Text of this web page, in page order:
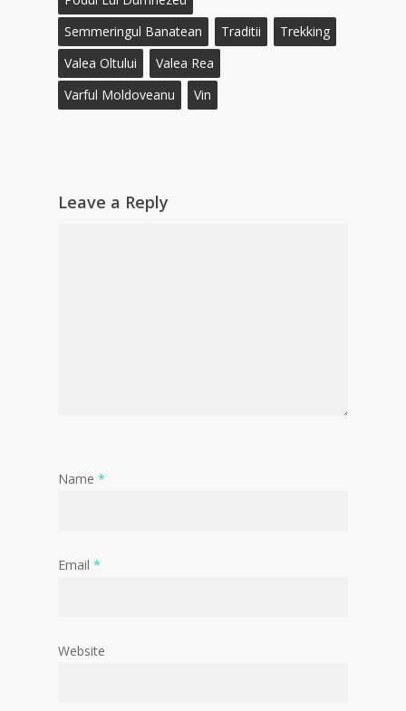
Semmeringul Banatean
Traditii
Trekking
Valea Oltului
Valea Rea
Varful Moldoveanu
Vin
Leave a Reply
Name *
Email *
Website